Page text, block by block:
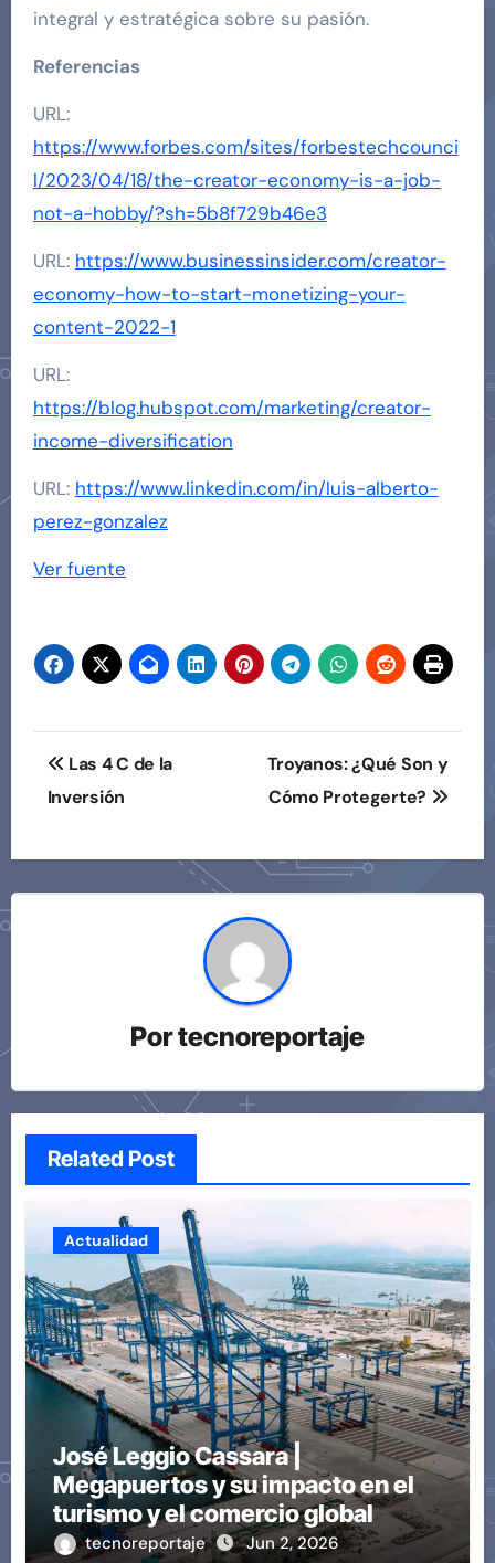
integral y estratégica sobre su pasión.
Referencias
URL:
https://www.forbes.com/sites/forbestechcounci
l/2023/04/18/the-creator-economy-is-a-job-
not-a-hobby/?sh=5b8f729b46e3
URL: https://www.businessinsider.com/creator-
economy-how-to-start-monetizing-your-
content-2022-1
URL:
https://blog.hubspot.com/marketing/creator-
income-diversification
URL: https://www.linkedin.com/in/luis-alberto-
perez-gonzalez
Navegación
entradas
Ver fuente
Navegación
de
Las 4 C de la
Inversión
Troyanos: ¿Qué Son y
Cómo Protegerte?
Portecnoreportaje
Related Post
Actualidad
José Leggio Cassara |
Megapuertos y su impacto en el
turismo y el comercio global
tecnoreportaje Jun 2, 2026